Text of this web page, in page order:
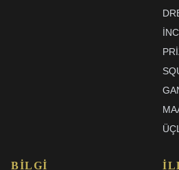
BILGI